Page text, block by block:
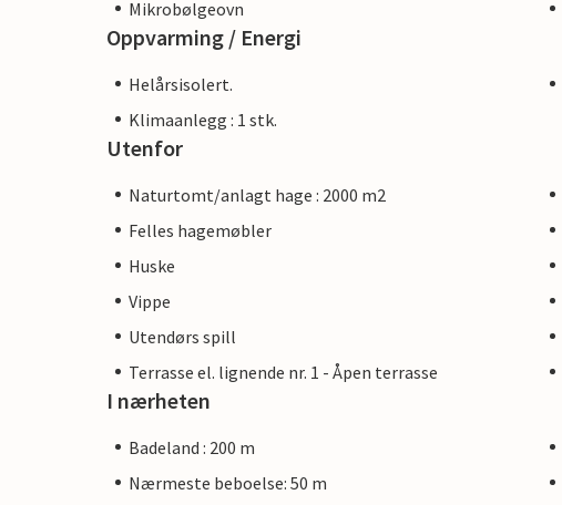
Mikrobølgeovn
Oppvarming / Energi
Helårsisolert.
Klimaanlegg : 1 stk.
Utenfor
Naturtomt/anlagt hage : 2000 m2
Felles hagemøbler
Huske
Vippe
Utendørs spill
Terrasse el. lignende nr. 1 - Åpen terrasse
I nærheten
Badeland : 200 m
Nærmeste beboelse: 50 m